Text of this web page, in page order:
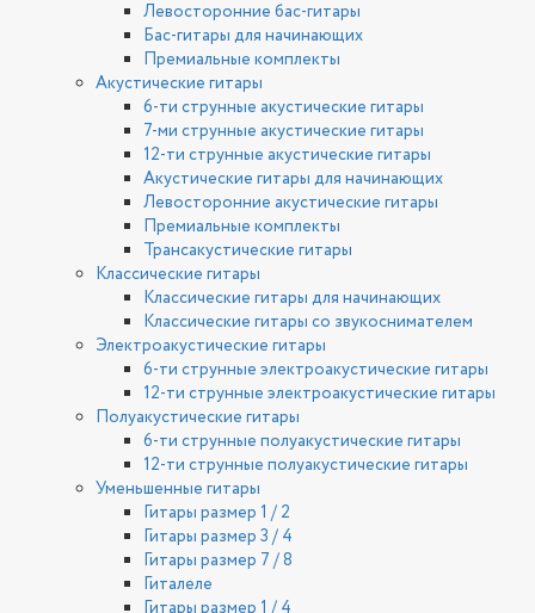
Левосторонние бас-гитары
Бас-гитары для начинающих
Премиальные комплекты
Акустические гитары
6-ти струнные акустические гитары
7-ми струнные акустические гитары
12-ти струнные акустические гитары
Акустические гитары для начинающих
Левосторонние акустические гитары
Премиальные комплекты
Трансакустические гитары
Классические гитары
Классические гитары для начинающих
Классические гитары со звукоснимателем
Электроакустические гитары
6-ти струнные электроакустические гитары
12-ти струнные электроакустические гитары
Полуакустические гитары
6-ти струнные полуакустические гитары
12-ти струнные полуакустические гитары
Уменьшенные гитары
Гитары размер 1 / 2
Гитары размер 3 / 4
Гитары размер 7 / 8
Гиталеле
Гитары размер 1 / 4